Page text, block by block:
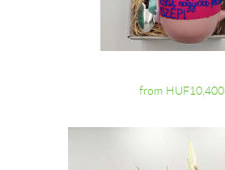
from HUF10,400